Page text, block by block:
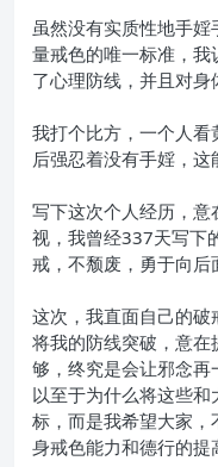
虽然没有实质性地手
量戒色的唯一标准，
了心理防线，并且对身
我打个比方，一个人
后强忍着没有手婬，这
写下这次个人经历，
视，我曾经337天写下
戒，不颓废，勇于向后
这次，我直面自己的
将我的防线突破，意
够，终究是会让邪念再
以至于为什么将这些
标，而是我希望大家，
身戒色能力和德行的提